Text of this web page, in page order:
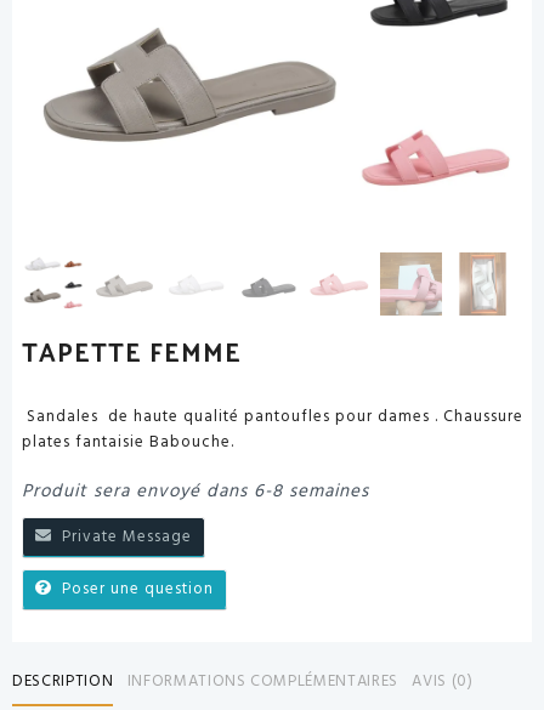
TAPETTE FEMME
Sandales de haute qualité pantoufles pour dames . Chaussure
plates fantaisie Babouche.
Produit sera envoyé dans 6-8 semaines
Private Message
Poser une question
DESCRIPTION INFORMATIONS COMPLÉMENTAIRES
AVIS (0)